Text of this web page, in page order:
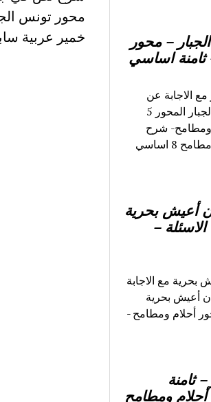
– محور
ثامنة اساسي
الاجابة عن
الاسئلة قصيدة نشيد الجبار المحور 5
ومطامح- شرح
نصوص محور أحلام ومطامح 8 اساسي
أعيش بحرية
–
مع الاجابة
أعيش بحرية
محور أحلام ومطامح -
ثامنة
ومطامح
خمير عربية